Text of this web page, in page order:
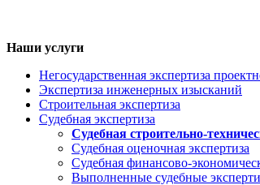
Наши услуги
Негосударственная экспертиза
Экспертиза инженерных изысканий
Строительная экспертиза
Судебная экспертиза
Судебная строительно-
Судебная оценочная экспертиза
Судебная финансово-
Выполненные судебные